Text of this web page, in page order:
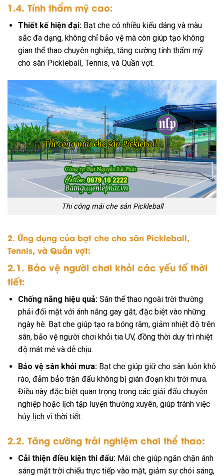
1.4. Tính thẩm mỹ cao:
Thiết kế hiện đại:Bạt che có nhiều kiểu dáng và màu
sắc đa dạng, không chỉ bảo vệ mà còn giúp tạo không
gian thể thao chuyên nghiệp, tăng cường tính thẩm mỹ
cho sân Pickleball, Tennis, và Quần vợt.
Thi công mái che sân Pickleball
2. Ứng dụng của bạt che cho sân Pickleball,
Tennis, và Quần vợt:
2.1. Bảo vệ người chơi khỏi các yếu tố thời
tiết:
Chống nắng hiệu quả:Sân thể thao ngoài trời thường
phải đối mặt với ánh nắng gay gắt, đặc biệt vào những
ngày hè. Bạt che giúp tạo ra bóng râm, giảm nhiệt độ trên
sân, bảo vệ người chơi khỏi tia UV, đồng thời duy trì nhiệt
độ mát mẻ và dễ chịu.
Bảo vệ sân khỏi mưa:Bạt che giúp giữ cho sân luôn khô
ráo, đảm bảo trận đấu không bị gián đoạn khi trời mưa.
Điều này đặc biệt quan trọng trong các giải đấu chuyên
nghiệp hoặc lịch tập luyện thường xuyên, giúp tránh việc
hủy lịch vì thời tiết.
2.2. Tăng cường trải nghiệm chơi thể thao:
Cải thiện điều kiện thi đấu:Mái che giúp ngăn chặn ánh
sáng mặt trời chiếu trực tiếp vào mặt, giảm sự chói sáng,